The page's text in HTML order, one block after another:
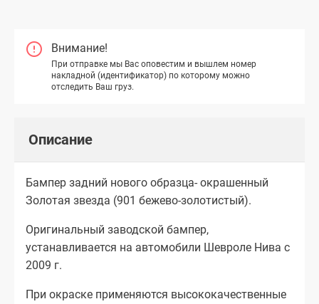
Внимание!
При отправке мы Вас оповестим и вышлем номер
накладной (идентификатор) по которому можно
отследить Ваш груз.
Описание
Бампер задний нового образца- окрашенный
Золотая звезда (901 бежево-золотистый).
Оригинальный заводской бампер,
устанавливается на автомобили Шевроле Нива с
2009 г.
При окраске применяются высококачественные